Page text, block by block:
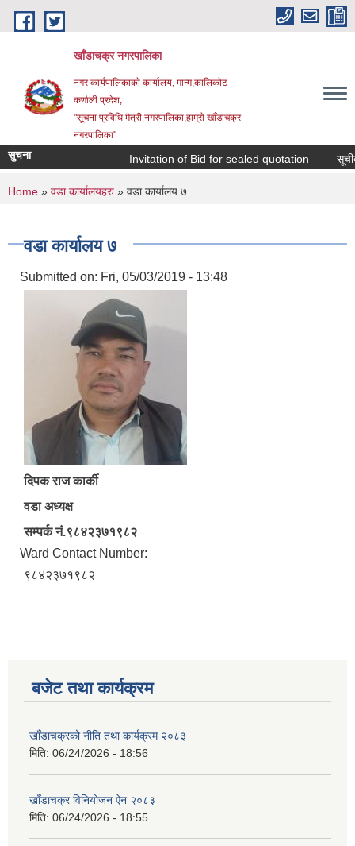
Skip to main content
खाँडाचक्र नगरपालिका
नगर कार्यपालिकाकाे कार्यालय, मान्म,कालिकाेट
क‍र्णाली प्रदेश,
"सूचना प्रविधि मैत्री नगरपालिका,हाम्राे खाँडाचक्र
नगरपालिका"
सुचना Invitation of Bid for sealed quotation
You are here
Home » वडा कार्यालयहरु » वडा कार्यालय ७
वडा कार्यालय ७
Submitted on: Fri, 05/03/2019 - 13:48
दिपक राज कार्की
वडा अध्यक्ष
सम्पर्क नं.९८४२३७१९८२
Ward Contact Number:
९८४२३७१९८२
बजेट तथा कार्यक्रम
खाँडाचक्रको नीति तथा कार्यक्रम २०८३
मिति: 06/24/2026 - 18:56
खाँडाचक्र विनियोजन ऐन २०८३
मिति: 06/24/2026 - 18:55